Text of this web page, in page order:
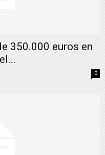
350.000 euros en
0